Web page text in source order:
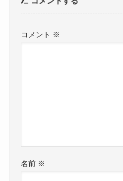
コメント ※
名前 ※